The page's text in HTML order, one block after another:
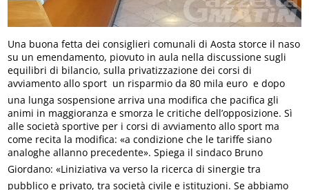
Una buona fetta dei consiglieri comunali di Aosta storce il naso
su un emendamento, piovuto in aula nella discussione sugli
equilibri di bilancio, sulla privatizzazione dei corsi di
avviamento allo sport  un risparmio da 80 mila euro  e dopo
una lunga sospensione arriva una modifica che pacifica gli
animi in maggioranza e smorza le critiche dell’opposizione. Sì
alle società sportive per i corsi di avviamento allo sport ma
come recita la modifica: «a condizione che le tariffe siano
analoghe allanno precedente». Spiega il sindaco Bruno
Giordano: «Liniziativa va verso la ricerca di sinergie tra
pubblico e privato, tra società civile e istituzioni. Se abbiamo